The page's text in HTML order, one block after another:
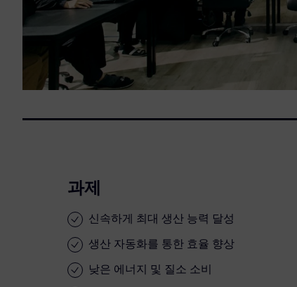
과제
신속하게 최대 생산 능력 달성
생산 자동화를 통한 효율 향상
낮은 에너지 및 질소 소비